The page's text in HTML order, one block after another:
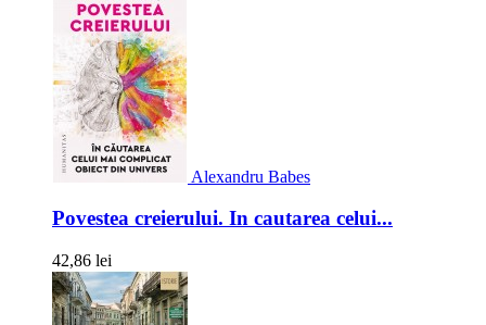
Alexandru Babes
Povestea creierului. In cautarea celui...
42,86 lei